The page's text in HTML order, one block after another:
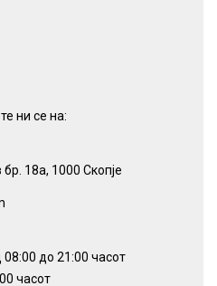
ни се на:
18а, 1000 Скопје
до 21:00 часот
часот